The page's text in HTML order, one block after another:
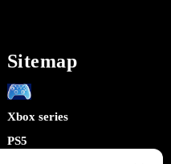
Sitemap
Xbox series
PS5